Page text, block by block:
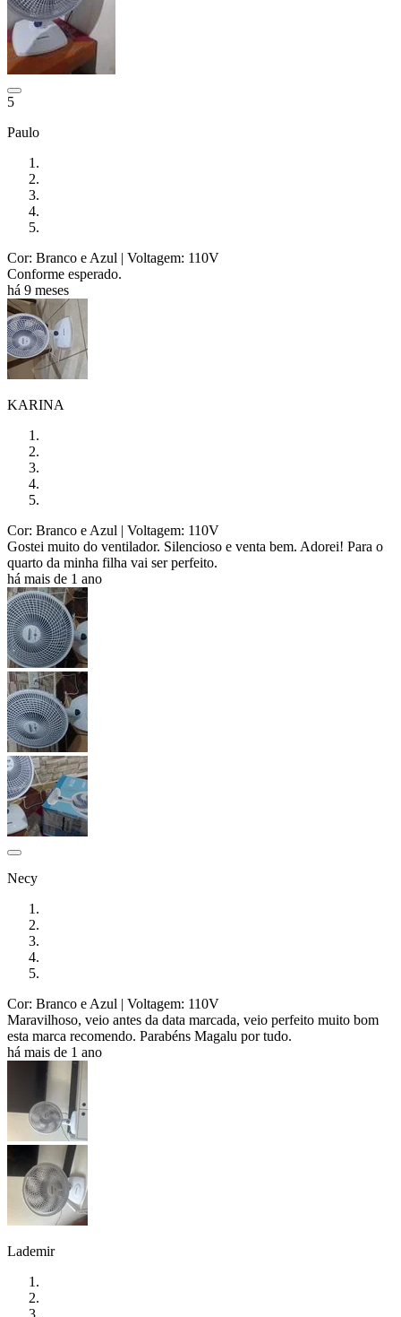
5
Paulo
Cor: Branco e Azul | Voltagem: 110V
Conforme esperado.
há 9 meses
KARINA
Cor: Branco e Azul | Voltagem: 110V
Gostei muito do ventilador. Silencioso e venta bem. Adorei! Para o
quarto da minha filha vai ser perfeito.
há mais de 1 ano
Necy
Cor: Branco e Azul | Voltagem: 110V
Maravilhoso, veio antes da data marcada, veio perfeito muito bom
esta marca recomendo. Parabéns Magalu por tudo.
há mais de 1 ano
Lademir